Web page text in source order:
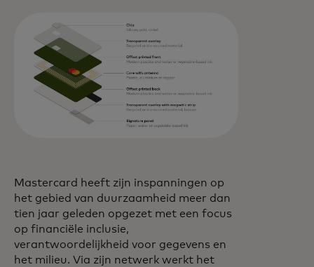
Mastercard heeft zijn inspanningen op
het gebied van duurzaamheid meer dan
tien jaar geleden opgezet met een focus
op financiële inclusie,
verantwoordelijkheid voor gegevens en
het milieu. Via zijn netwerk werkt het